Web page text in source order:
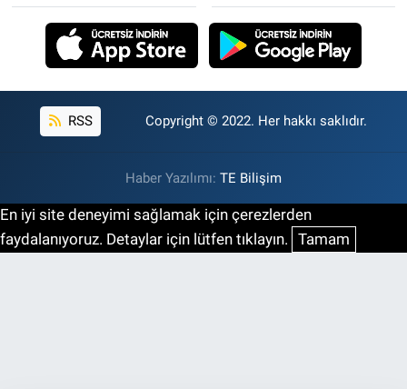
RSS Copyright © 2022. Her hakkı saklıdır.
Haber Yazılımı: TE Bilişim
En iyi site deneyimi sağlamak için çerezlerden
faydalanıyoruz. Detaylar için lütfen tıklayın. Tamam